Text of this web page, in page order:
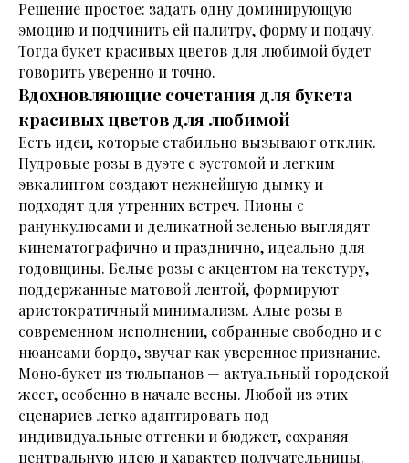
Решение простое: задать одну доминирующую
эмоцию и подчинить ей палитру, форму и подачу.
Тогда букет красивых цветов для любимой будет
говорить уверенно и точно.
Вдохновляющие сочетания для букета
красивых цветов для любимой
Есть идеи, которые стабильно вызывают отклик.
Пудровые розы в дуэте с эустомой и легким
эвкалиптом создают нежнейшую дымку и
подходят для утренних встреч. Пионы с
ранункулюсами и деликатной зеленью выглядят
кинематографично и празднично, идеально для
годовщины. Белые розы с акцентом на текстуру,
поддержанные матовой лентой, формируют
аристократичный минимализм. Алые розы в
современном исполнении, собранные свободно и с
нюансами бордо, звучат как уверенное признание.
Моно‑букет из тюльпанов — актуальный городской
жест, особенно в начале весны. Любой из этих
сценариев легко адаптировать под
индивидуальные оттенки и бюджет, сохраняя
центральную идею и характер получательницы.